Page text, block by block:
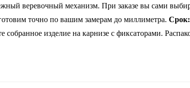
веревочный механизм. При заказе вы сами
точно по вашим замерам до миллиметра. Срок:
собранное изделие на карнизе с фиксаторами.